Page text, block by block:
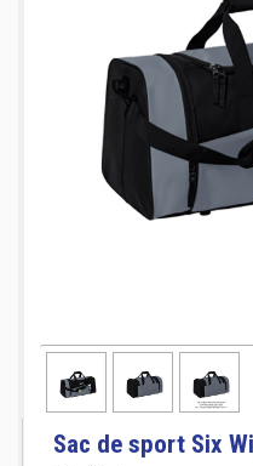
Sac de sport Six